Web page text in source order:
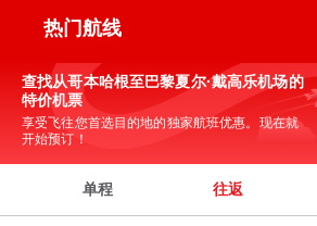
热门航线
查找从哥本哈根至巴黎夏尔·戴高乐机场的
特价机票
享受飞往您首选目的地的独家航班优惠。现在就
开始预订！
单程 往返